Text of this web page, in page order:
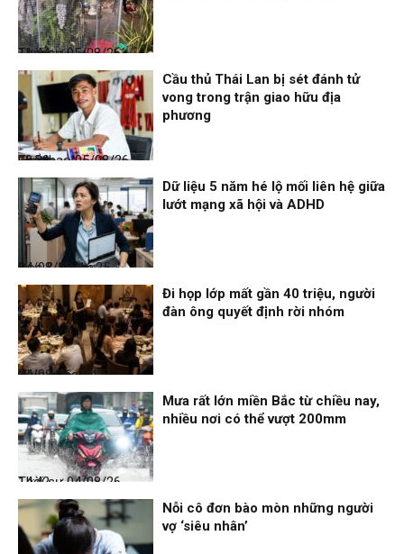
Thời sự
05/08/26, 11:44
Thể thao
05/08/26, 08:39
Cầu thủ Thái Lan bị sét đánh tử
vong trong trận giao hữu địa
phương
Đọc & Ngẫm
04/08/26, 16:25
Dữ liệu 5 năm hé lộ mối liên hệ giữa
lướt mạng xã hội và ADHD
Nhịp sống 24h
04/08/26, 14:47
Đi họp lớp mất gần 40 triệu, người
đàn ông quyết định rời nhóm
Thời sự
04/08/26, 14:42
Mưa rất lớn miền Bắc từ chiều nay,
nhiều nơi có thể vượt 200mm
Nỗi cô đơn bào mòn những người
vợ ‘siêu nhân’